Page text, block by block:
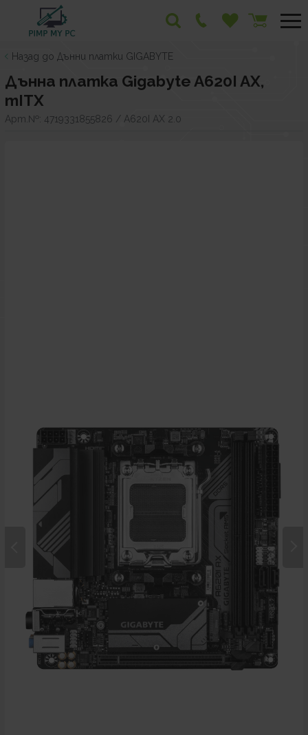
Назад до Дънни платки GIGABYTE
Дънна платка Gigabyte A620I AX,
mITX
Арт.№: 4719331855826 / A620I AX 2.0